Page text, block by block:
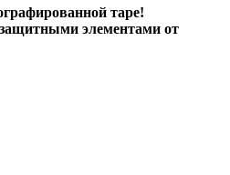
таре!
элементами от